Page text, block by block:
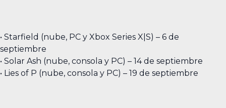
• Starfield (nube, PC y Xbox Series X|S) – 6 de
septiembre
• Solar Ash (nube, consola y PC) – 14 de septiembre
• Lies of P (nube, consola y PC) – 19 de septiembre